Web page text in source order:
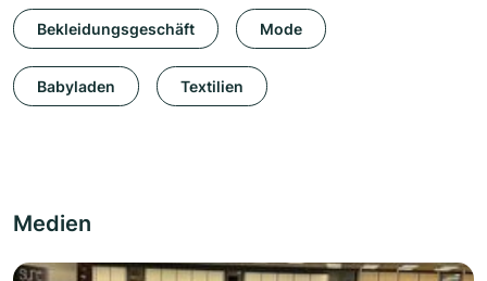
Bekleidungsgeschäft Mode
Babyladen Textilien
Medien